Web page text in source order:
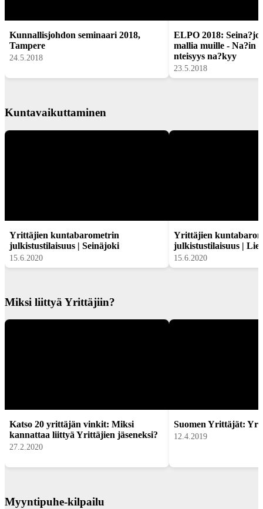
Kunnallisjohdon seminaari 2018,
Tampere
24.5.2018
ELPO 2018:
mallia muille - Na?in
nteisyys na?kyy
23.5.2018
Kuntavaikuttaminen
Yrittäjien kuntabarometrin
julkistustilaisuus | Seinäjoki
15.6.2020
Yrittäjien
julkistustilaisuus |
15.6.2020
Miksi liittyä Yrittäjiin?
Katso 20 yrittäjän vinkit: Miksi
kannattaa liittyä Yrittäjien jäseneksi?
27.2.2020
Suomen Yrittäjät:
12.4.2019
Myyntipuhe-kilpailu